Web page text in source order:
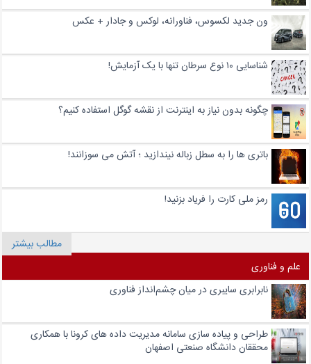
ون جدید لکسوس، فناورانه، لوکس و جادار + عکس
شناسایی ۱۰ نوع سرطان تنها با یک آزمایش!
چگونه بدون نیاز به اینترنت از نقشه گوگل استفاده کنیم؟
باتری‌ ها را به سطل زباله نیندازید ؛ آتش می سوزانند!
رمز ملی کارت را فریاد بزنید!
مطالب بیشتر
علم و فناوری
نابرابری سایبری در میان چشم‌انداز فناوری
طراحی و پیاده سازی سامانه مدیریت داده های کرونا با همکاری
محققان دانشگاه صنعتی اصفهان